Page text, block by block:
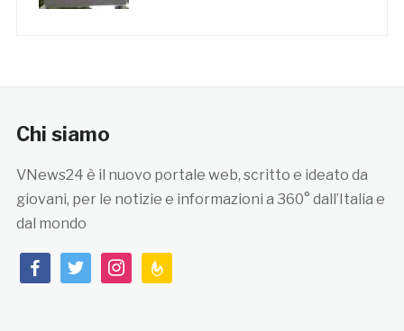
Chi siamo
VNews24 è il nuovo portale web, scritto e ideato da
giovani, per le notizie e informazioni a 360° dall’Italia e
dal mondo
facebooktwitterinstagramfeedburner